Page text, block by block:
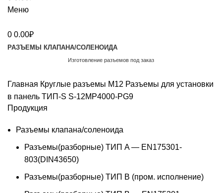
Меню
0 0.00₽
РАЗЪЕМЫ КЛАПАНА/СОЛЕНОИДА
Изготовление разъемов под заказ
Главная Круглые разъемы M12 Разъемы для установки
в панель ТИП-S S-12MP4000-PG9
Продукция
Разъемы клапана/соленоида
Разъемы(разборные) ТИП A — EN175301-
803(DIN43650)
Разъемы(разборные) ТИП В (пром. исполнение)